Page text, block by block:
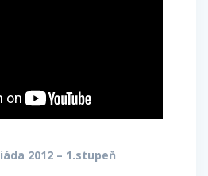
2012 – 1.stupeň